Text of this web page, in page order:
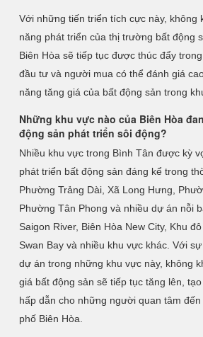
Với những tiến triển tích cực này, không
năng phát triển của thị trường bất động
Biên Hòa sẽ tiếp tục được thúc đẩy
đầu tư và người mua có thể đánh giá
năng tăng giá của bất động sản trong
Những khu vực nào của Biên Hòa
động sản phát triển sôi động?
Nhiều khu vực trong Bình Tân được kỳ
phát triển bất động sản đáng kể trong
Phường Trảng Dài, Xã Long Hưng,
Phường Tân Phong và nhiều dự án nỗi
Saigon River, Biên Hòa New City, Khu
Swan Bay và nhiều khu vực khác. Với
dự án trong những khu vực này, không
giá bất động sản sẽ tiếp tục tăng lên,
hấp dẫn cho những người quan tâm
phố Biên Hòa.